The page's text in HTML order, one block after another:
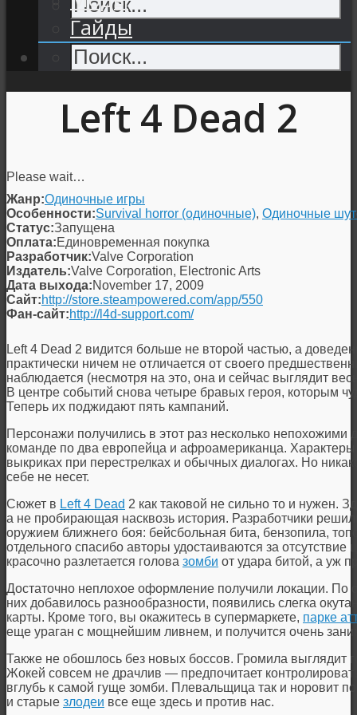
Гайды
Left 4 Dead 2
Please wait…
Жанр:Одиночные игры
Особенности:Survival horror (одиночные), Одиночные
Статус:Запущена
Оплата:Единовременная покупка
Разработчик:Valve Corporation
Издатель:Valve Corporation, Electronic Arts
Дата выхода:November 17, 2009
Сайт:http://store.steampowered.com/app/550
Фан-сайт:http://l4d-support.com/
Left 4 Dead 2 видится больше не второй частью, а
практически ничем не отличается от своего
наблюдается (несмотря на это, она и сейчас выглядит
В центре событий снова четыре бравых героя, которым
Теперь их поджидают пять кампаний.
Персонажи получились в этот раз несколько непохожими
команде по два европейца и афроамериканца.
выкриках при перестрелках и обычных диалогах. Но
себе не несет.
Сюжет в Left 4 Dead 2 как таковой не сильно то и нужен.
а не пробирающая насквозь история. Разработчики
оружием ближнего боя: бейсбольная бита, бензопила,
отдельного спасибо авторы удостаиваются за
красочно разлетается голова зомби от удара битой, а уж
Достаточно неплохое оформление получили локации. По
них добавилось разнообразности, появились слегка
карты. Кроме того, вы окажитесь в супермаркете, парке
еще ураган с мощнейшим ливнем, и получится очень
Также не обошлось без новых боссов. Громила выглядит
Жокей совсем не драчлив — предпочитает
вглубь к самой гуще зомби. Плевальщица так и норовит
и старые злодеи все еще здесь и против нас.